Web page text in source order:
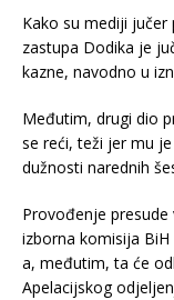
Kako su mediji
zastupa Dodika je
kazne, navodno u
Međutim, drugi dio
se reći, teži jer mu
dužnosti narednih
Provođenje
izborna komisija
a, međutim, ta će
Apelacijskog